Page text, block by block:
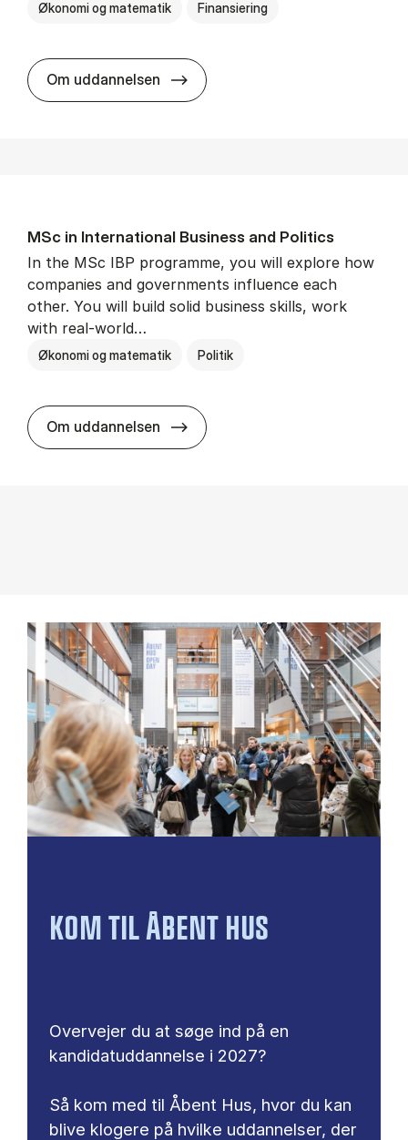
Økonomi og matematik Finansiering
Om uddannelsen MSc in Eco­nom­ics and Fin­ance
MSc in In­ter­na­tion­al Busi­ness and Polit­ics
In the MSc IBP programme, you will explore how
companies and governments influence each
other. You will build solid business skills, work
with real-world…
Økonomi og matematik Politik
Om uddannelsen MSc in In­ter­na­tion­al Busi­ness
KOM TIL ÅBENT HUS
Overvejer du at søge ind på en
kandidatuddannelse i 2027?
Så kom med til Åbent Hus, hvor du kan
blive klogere på hvilke uddannelser, der